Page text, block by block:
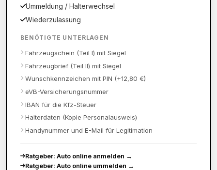
Ummeldung / Halterwechsel
Wiederzulassung
BENÖTIGTE UNTERLAGEN
Fahrzeugschein (Teil I) mit Siegel
Fahrzeugbrief (Teil II) mit Siegel
Wunschkennzeichen mit PIN (+12,80 €)
eVB-Versicherungsnummer
IBAN für die Kfz-Steuer
Halterdaten (Kopie Personalausweis)
Handynummer und E-Mail für Legitimation
Ratgeber: Auto online anmelden →
Ratgeber: Auto online ummelden →